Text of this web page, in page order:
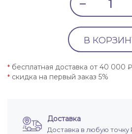
В
* бесплатная доставка от 40 000 ₽
* скидка на первый заказ 5%
Доставка
Доставка в любую точку